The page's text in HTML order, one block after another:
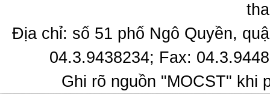
Địa chỉ: số 51 phố Ngô Quyền,
04.3.9438234; Fax:
Ghi rõ nguồn "MOCST" khi